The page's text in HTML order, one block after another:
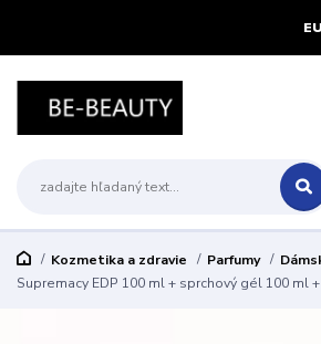
Kozmetika a zdravie Parfumy
Supremacy EDP 100 ml + sprchový gél 100 ml